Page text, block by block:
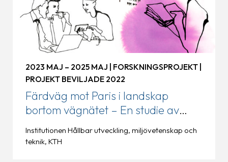
Färdväg mot Paris i landskap
bortom vägnätet – En studie av
potentiell minskad klimatpåverkan
och genomförbarhet av åtgärder
2023 MAJ – 2025 MAJ | FORSKNINGSPROJEKT |
PROJEKT BEVILJADE 2022
Institutionen Hållbar utveckling, miljövetenskap och
teknik, KTH